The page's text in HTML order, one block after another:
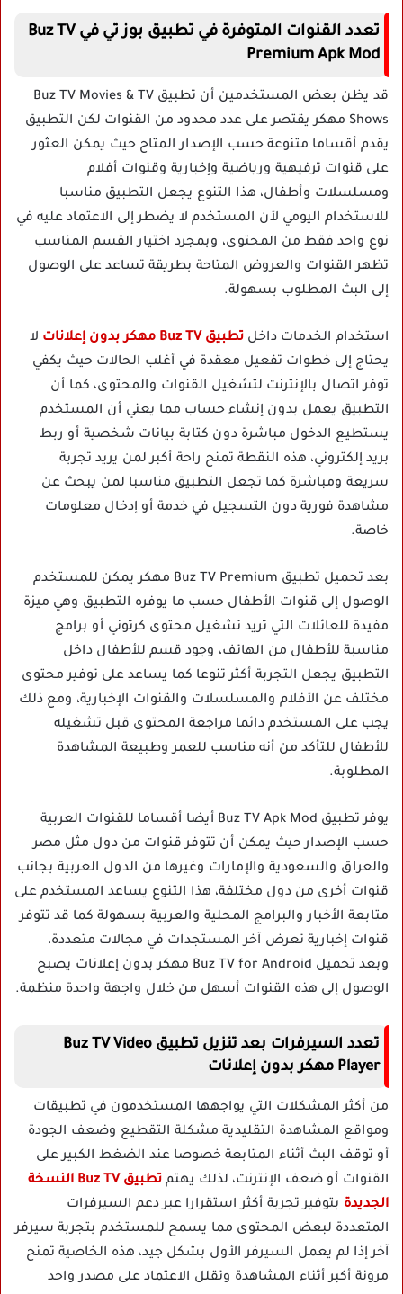
تعدد القنوات المتوفرة في تطبيق بوز تي في Buz TV
Premium Apk Mod
قد يظن بعض المستخدمين أن تطبيق Buz TV Movies & TV
Shows مهكر يقتصر على عدد محدود من القنوات لكن التطبيق
يقدم أقساما متنوعة حسب الإصدار المتاح حيث يمكن العثور
على قنوات ترفيهية ورياضية وإخبارية وقنوات أفلام
ومسلسلات وأطفال، هذا التنوع يجعل التطبيق مناسبا
للاستخدام اليومي لأن المستخدم لا يضطر إلى الاعتماد عليه في
نوع واحد فقط من المحتوى، وبمجرد اختيار القسم المناسب
تظهر القنوات والعروض المتاحة بطريقة تساعد على الوصول
إلى البث المطلوب بسهولة.
استخدام الخدمات داخل تطبيق Buz TV مهكر بدون إعلانات
لا
يحتاج إلى خطوات تفعيل معقدة في أغلب الحالات حيث يكفي
توفر اتصال بالإنترنت لتشغيل القنوات والمحتوى، كما أن
التطبيق يعمل بدون إنشاء حساب مما يعني أن المستخدم
يستطيع الدخول مباشرة دون كتابة بيانات شخصية أو ربط
بريد إلكتروني، هذه النقطة تمنح راحة أكبر لمن يريد تجربة
سريعة ومباشرة كما تجعل التطبيق مناسبا لمن يبحث عن
مشاهدة فورية دون التسجيل في خدمة أو إدخال معلومات
خاصة.
بعد تحميل تطبيق Buz TV Premium مهكر يمكن للمستخدم
الوصول إلى قنوات الأطفال حسب ما يوفره التطبيق وهي ميزة
مفيدة للعائلات التي تريد تشغيل محتوى كرتوني أو برامج
مناسبة للأطفال من الهاتف، وجود قسم للأطفال داخل
التطبيق يجعل التجربة أكثر تنوعا كما يساعد على توفير محتوى
مختلف عن الأفلام والمسلسلات والقنوات الإخبارية، ومع ذلك
يجب على المستخدم دائما مراجعة المحتوى قبل تشغيله
للأطفال للتأكد من أنه مناسب للعمر وطبيعة المشاهدة
المطلوبة.
يوفر تطبيق Buz TV Apk Mod أيضا أقساما للقنوات العربية
حسب الإصدار حيث يمكن أن تتوفر قنوات من دول مثل مصر
والعراق والسعودية والإمارات وغيرها من الدول العربية بجانب
قنوات أخرى من دول مختلفة، هذا التنوع يساعد المستخدم على
متابعة الأخبار والبرامج المحلية والعربية بسهولة كما قد تتوفر
قنوات إخبارية تعرض آخر المستجدات في مجالات متعددة،
وبعد تحميل Buz TV for Android مهكر بدون إعلانات يصبح
الوصول إلى هذه القنوات أسهل من خلال واجهة واحدة منظمة.
تعدد السيرفرات بعد تنزيل تطبيق Buz TV Video
Player مهكر بدون إعلانات
من أكثر المشكلات التي يواجهها المستخدمون في تطبيقات
ومواقع المشاهدة التقليدية مشكلة التقطيع وضعف الجودة
أو توقف البث أثناء المتابعة خصوصا عند الضغط الكبير على
القنوات أو ضعف الإنترنت، لذلك يهتم
تطبيق Buz TV النسخة
الجديدة بتوفير تجربة أكثر استقرارا عبر دعم السيرفرات
المتعددة لبعض المحتوى مما يسمح للمستخدم بتجربة سيرفر
آخر إذا لم يعمل السيرفر الأول بشكل جيد، هذه الخاصية تمنح
مرونة أكبر أثناء المشاهدة وتقلل الاعتماد على مصدر واحد